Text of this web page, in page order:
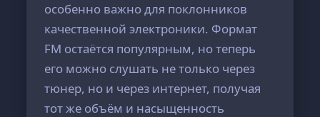
особенно важно для поклонников
качественной электроники. Формат
FM остаётся популярным, но теперь
его можно слушать не только через
тюнер, но и через интернет, получая
тот же объём и насыщенность